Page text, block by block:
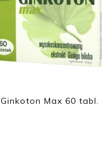
Ginkoton Max 60 tabl.